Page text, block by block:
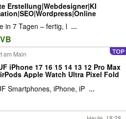
Erstellung|Webdesigner|KI
in 7 Tagen – fertig, l ...
am Main
iPhone 17 16 15 14 13 12 Pro Max
Apple Watch Ultra Pixel Fold
Smartphones, iPhone, iP ...